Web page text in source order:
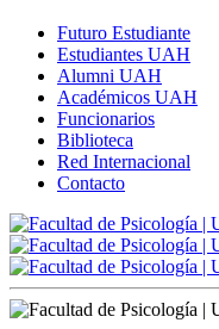
Futuro Estudiante
Estudiantes UAH
Alumni UAH
Académicos UAH
Funcionarios
Biblioteca
Red Internacional
Contacto